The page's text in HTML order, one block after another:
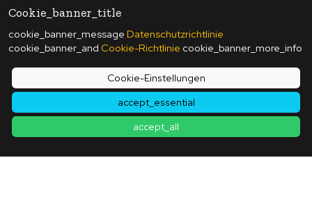
Cookie_banner_title
cookie_banner_message Datenschutzrichtlinie
cookie_banner_and Cookie-Richtlinie cookie_banner_more_info
Cookie-Einstellungen
accept_essential
accept_all
Der KI
Zurück zur Artikelliste